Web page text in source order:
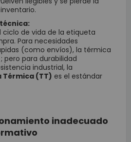
ciclo de vida de la etiqueta
Para necesidades
(como envíos), la térmica
pero para durabilidad
industrial, la
(TT) es el estándar
inadecuado